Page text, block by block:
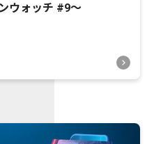
ウォッチ #9〜